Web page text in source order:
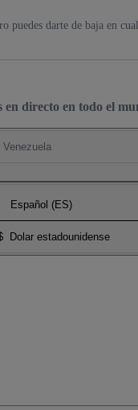
puedes darte de baja en
en directo en todo el
Venezuela
Español (ES)
Dolar estadounidense